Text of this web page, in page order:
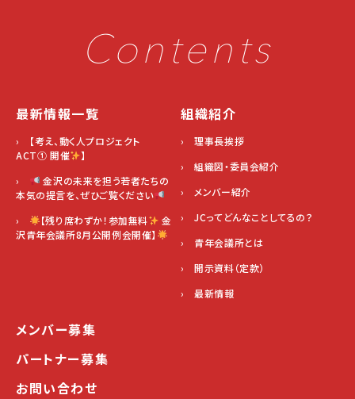
Contents
最新情報一覧
› 【考え、動く人プロジェクト
ACT① 開催
】
›
金沢の未来を担う若者たちの
本気の提言を、ぜひご覧ください
›
【残り席わずか！参加無料
金
沢青年会議所8月公開例会開催】
組織紹介
› 理事長挨拶
› 組織図・委員会紹介
› メンバー紹介
› JCってどんなことしてるの？
› 青年会議所とは
› 開示資料（定款）
› 最新情報
メンバー募集
パートナー募集
お問い合わせ